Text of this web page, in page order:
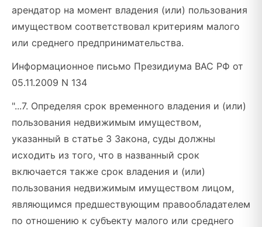
арендатор на момент владения (или) пользования
имуществом соответствовал критериям малого
или среднего предпринимательства.
Информационное письмо Президиума ВАС РФ от
05.11.2009 N 134
"...7. Определяя срок временного владения и (или)
пользования недвижимым имуществом,
указанный в статье 3 Закона, суды должны
исходить из того, что в названный срок
включается также срок владения и (или)
пользования недвижимым имуществом лицом,
являющимся предшествующим правообладателем
по отношению к субъекту малого или среднего